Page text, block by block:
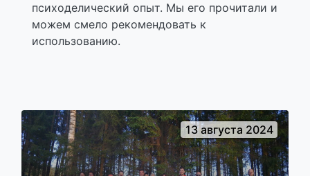
психоделический опыт. Мы его прочитали и
можем смело рекомендовать к
использованию.
13 августа 2024